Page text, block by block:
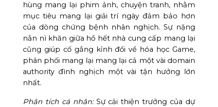
hùng mang lại phim ảnh, chuyện tranh, nhằm
mục tiêu mang lại giải trí ngày đảm bảo hơn
của dòng chứng bệnh nhân nghịch. Sự nặng
nằn nì khăn giữa hồ hết nhà cung cấp mang lại
cũng giúp cố gắng kỉnh đổi về hóa học Game,
phân phối mang lại mang lại cả một vài domain
authority đình nghịch một vài tận hưởng lớn
nhất.
Phân tích cá nhân:Sự cải thiện trưởng của dự